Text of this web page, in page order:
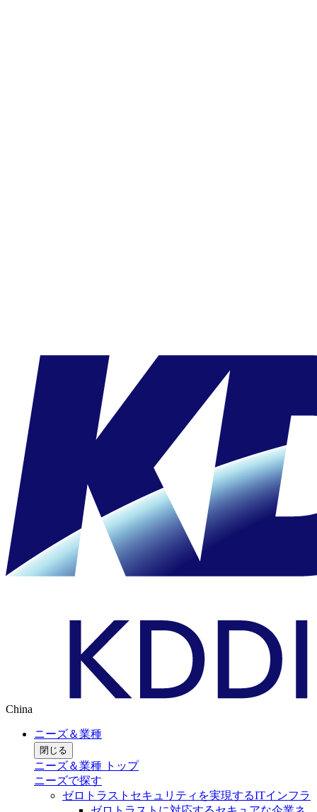
China
ニーズ＆業種
閉じる
ニーズ＆業種 トップ
ニーズで探す
ゼロトラストセキュリティを実現するITインフラ